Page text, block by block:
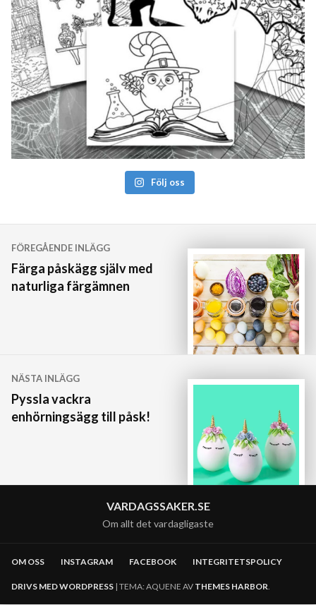
Följ oss
Inläggsnavigering
FÖREGÅENDE INLÄGG
Färga påskägg själv med
naturliga färgämnen
NÄSTA INLÄGG
Pyssla vackra
enhörningsägg till påsk!
VARDAGSSAKER.SE
Om allt det vardagligaste
OM OSS INSTAGRAM FACEBOOK INTEGRITETSPOLICY
DRIVS MED WORDPRESS | TEMA: AQUENE AV THEMES HARBOR